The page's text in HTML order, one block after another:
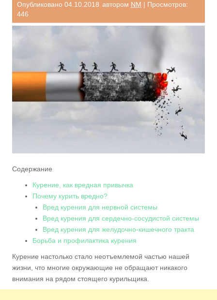
Опубликовано 04.10.2018 автором NM | Просмотров:
446
Содержание
Курение, как вредная привычка
Почему курить вредно?
Вред курения для нервной системы
Вред курения для сердечно-сосудистой системы
Вред курения для желудочно-кишечного тракта
Борьба и профилактика курения
Курение настолько стало неотъемлемой частью нашей
жизни, что многие окружающие не обращают никакого
внимания на рядом стоящего курильщика.